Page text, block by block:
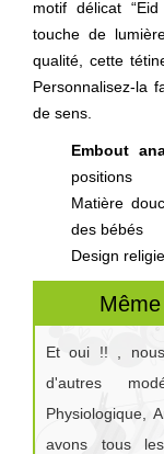
motif délicat
touche de
qualité, cette
Personnalisez-la
de sens.
Embout
positions
Matière
des bébés
Design
Et oui !! ,
d'autres
Physiologique,
avons tous